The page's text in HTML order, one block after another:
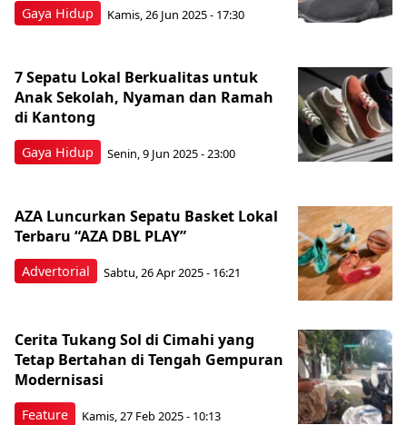
Gaya Hidup Kamis, 26 Jun 2025 - 17:30
Gaya Hidup
7 Sepatu Lokal Berkualitas untuk
Anak Sekolah, Nyaman dan Ramah
di Kantong
Senin, 9 Jun 2025 - 23:00
Advertorial
AZA Luncurkan Sepatu Basket Lokal
Terbaru “AZA DBL PLAY”
Sabtu, 26 Apr 2025 - 16:21
Feature
Cerita Tukang Sol di Cimahi yang
Tetap Bertahan di Tengah Gempuran
Modernisasi
Kamis, 27 Feb 2025 - 10:13